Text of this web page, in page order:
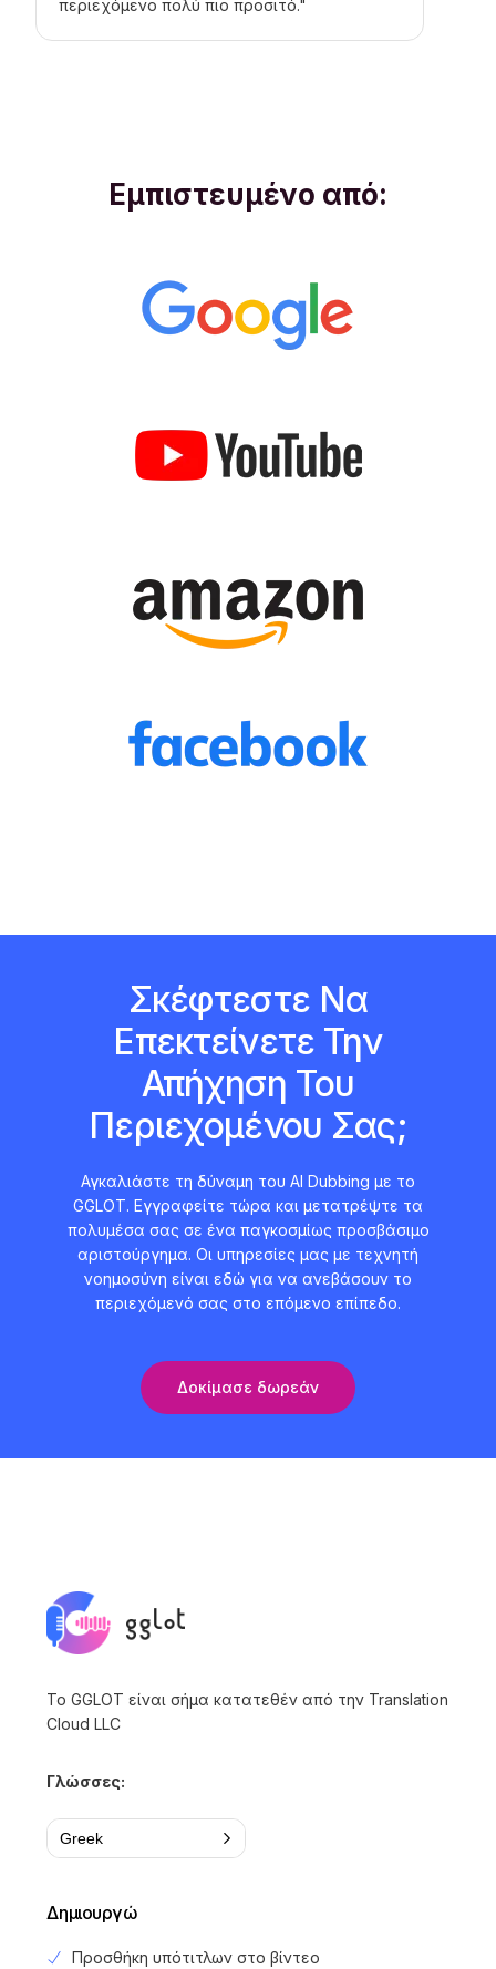
περιεχόμενο πολύ πιο προσιτό."
Εμπιστευμένο από:
Σκέφτεστε Να
Επεκτείνετε Την
Απήχηση Του
Περιεχομένου Σας;
Αγκαλιάστε τη δύναμη του AI Dubbing με το
GGLOT. Εγγραφείτε τώρα και μετατρέψτε τα
πολυμέσα σας σε ένα παγκοσμίως προσβάσιμο
αριστούργημα. Οι υπηρεσίες μας με τεχνητή
νοημοσύνη είναι εδώ για να ανεβάσουν το
περιεχόμενό σας στο επόμενο επίπεδο.
Δοκίμασε δωρεάν
Το GGLOT είναι σήμα κατατεθέν από την Translation
Cloud LLC
Γλώσσες:
Greek
Δημιουργώ
Προσθήκη υπότιτλων στο βίντεο